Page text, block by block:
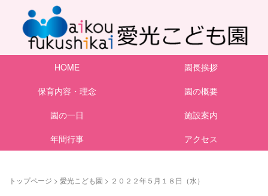
HOME
園長挨拶
保育内容・理念
園の概要
園の一日
施設案内
年間行事
アクセス
トップページ > 愛光こども園 > ２０２２年５月１８日（水）